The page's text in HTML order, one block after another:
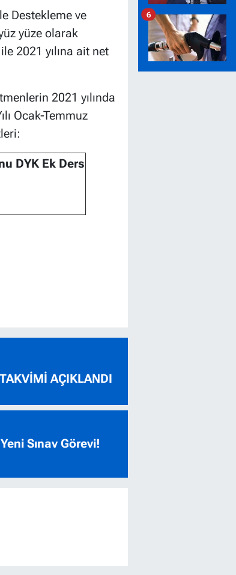
Destekleme ve
yüze olarak
2021 yılına ait net
2021 yılında
Ocak-Temmuz
DYK Ek Ders
AÇIKLANDI
Sınav Görevi!
6